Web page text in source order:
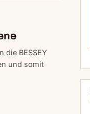
die BESSEY
und somit